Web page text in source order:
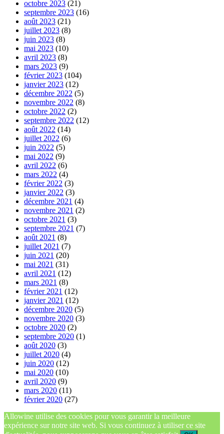
octobre 2023 (21)
septembre 2023 (16)
août 2023 (21)
juillet 2023 (8)
juin 2023 (8)
mai 2023 (10)
avril 2023 (8)
mars 2023 (9)
février 2023 (104)
janvier 2023 (12)
décembre 2022 (5)
novembre 2022 (8)
octobre 2022 (2)
septembre 2022 (12)
août 2022 (14)
juillet 2022 (6)
juin 2022 (5)
mai 2022 (9)
avril 2022 (6)
mars 2022 (4)
février 2022 (3)
janvier 2022 (3)
décembre 2021 (4)
novembre 2021 (2)
octobre 2021 (3)
septembre 2021 (7)
août 2021 (8)
juillet 2021 (7)
juin 2021 (20)
mai 2021 (31)
avril 2021 (12)
mars 2021 (8)
février 2021 (12)
janvier 2021 (12)
décembre 2020 (5)
novembre 2020 (3)
octobre 2020 (2)
septembre 2020 (1)
août 2020 (3)
juillet 2020 (4)
juin 2020 (12)
mai 2020 (10)
avril 2020 (9)
mars 2020 (11)
février 2020 (27)
Allowine utilise des cookies pour vous garantir la meilleure
expérience sur notre site web. Si vous continuez à utiliser ce site